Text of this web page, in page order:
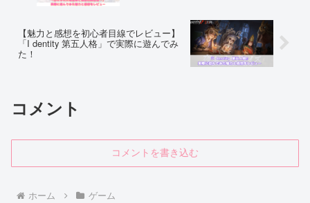
【魅力と感想を初心者目線でレビュー】
「I dentity 第五人格」で実際に遊んでみ
た！
コメント
コメントを書き込む
ホーム ゲーム